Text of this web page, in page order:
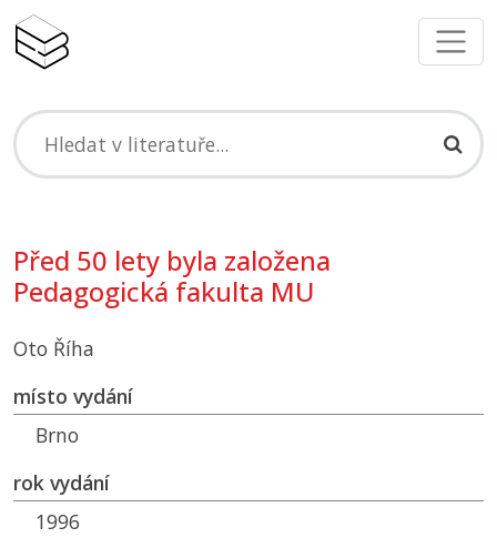
Před 50 lety byla založena
Pedagogická fakulta MU
Oto Říha
místo vydání
Brno
rok vydání
1996